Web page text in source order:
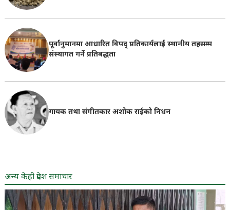
पूर्वानुमानमा आधारित विपद् प्रतिकार्यलाई स्थानीय तहसम्म
संस्थागत गर्ने प्रतिबद्धता
गायक तथा संगीतकार अशोक राईको निधन
अन्य केही प्रदेश समाचार